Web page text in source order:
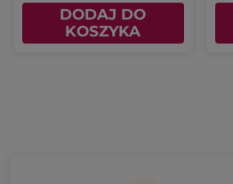
DODAJ DO
KOSZYKA